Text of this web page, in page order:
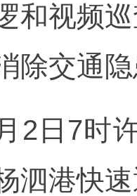
和视频
除交通
2日7时
泗港快